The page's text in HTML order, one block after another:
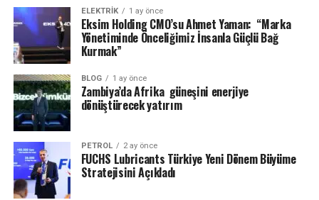
ELEKTRİK 1 ay önce
Eksim Holding CMO’su Ahmet Yaman: “Marka
Yönetiminde Önceliğimiz İnsanla Güçlü Bağ
Kurmak”
BLOG 1 ay önce
Zambiya’da Afrika güneşini enerjiye
dönüştürecek yatırım
PETROL 2 ay önce
FUCHS Lubricants Türkiye Yeni Dönem Büyüme
Stratejisini Açıkladı